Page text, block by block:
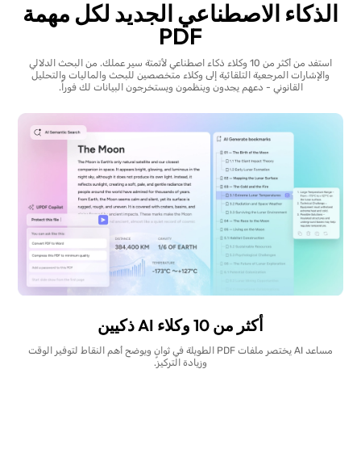
الذكاء الاصطناعي الجديد لكل مهمة
PDF
استفد من أكثر من 10 وكلاء ذكاء اصطناعي لأتمتة سير عملك. من البحث الدلالي
والإشارات المرجعية التلقائية إلى وكلاء متخصصين للبحث والماليات والتحليل
القانوني - دعهم يجدون وينظمون ويستخرجون البيانات لك فوراً.
أكثر من 10 وكلاء AI ذكيين
مساعد AI يختصر ملفات PDF الطويلة في ثوانٍ ويوضح أهم النقاط لتوفير الوقت
وزيادة التركيز.